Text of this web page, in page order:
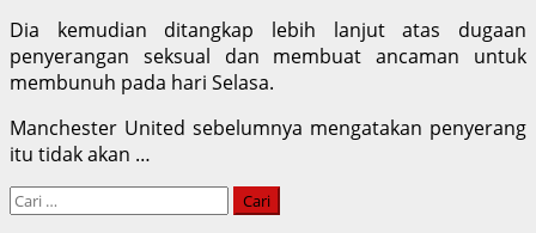
Dia kemudian ditangkap lebih lanjut atas dugaan
penyerangan seksual dan membuat ancaman untuk
membunuh pada hari Selasa.
Manchester United sebelumnya mengatakan penyerang
itu tidak akan …
Cari